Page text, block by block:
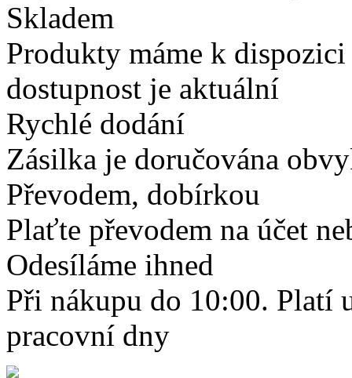
Skladem
Produkty máme k
dostupnost je aktuální
Rychlé dodání
Zásilka je doručována
Převodem, dobírkou
Plaťte převodem na účet
Odesíláme ihned
Při nákupu do 10:00. Platí
pracovní dny